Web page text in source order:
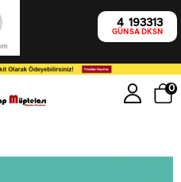
4
GÜN
19
SA
33
DK
13
SN
0